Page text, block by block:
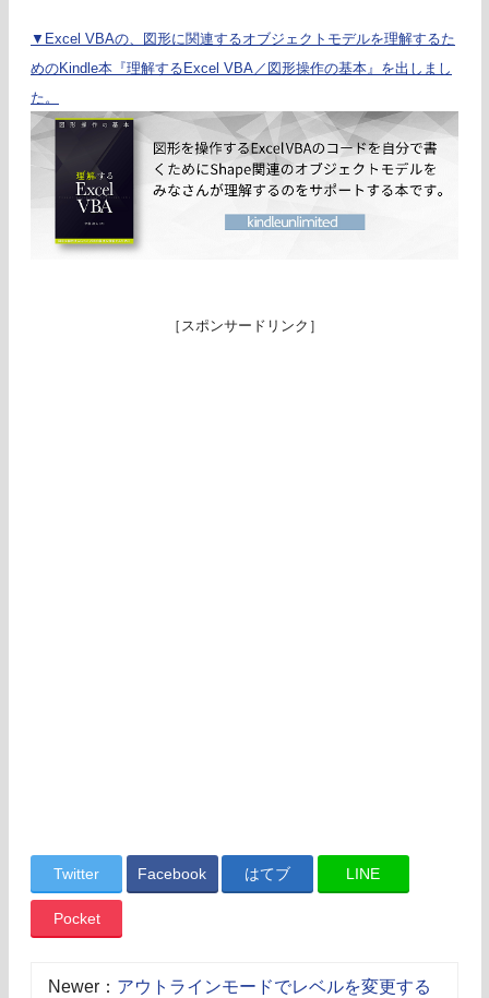
▼Excel VBAの、図形に関連するオブジェクトモデルを理解するた
めのKindle本『理解するExcel VBA／図形操作の基本』を出しまし
た。
［スポンサードリンク］
Twitter Facebook はてブ LINE
Pocket
Newer： アウトラインモードでレベルを変更する